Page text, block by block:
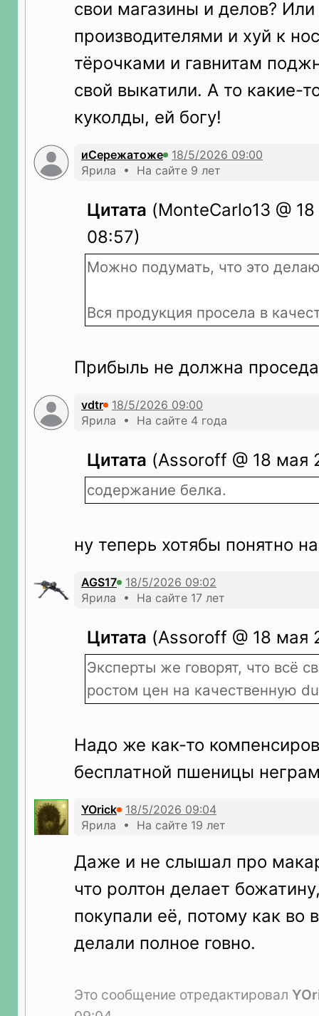
свои магазины и делов?
производителями и хуй к
тёрочками и гавнитам
свой выкатили. А то какие-
куколды, ей богу!
иСережатоже
Ярила • На сайте 9 лет
Цитата (MonteCarlo13 @
08:57)
Можно подумать, что это
Вся продукция просела в
Прибыль не должна
vdtr
Ярила • На сайте 4 года
Цитата (Assoroff @ 18 мая
содержание белка.
ну теперь хотябы понятно
AGS17
Ярила • На сайте 17 лет
Цитата (Assoroff @ 18 мая
Эксперты же говорят, что всё
ростом цен на качественную
Надо же как-то
бесплатной пшеницы
YOrick
Ярила • На сайте 19 лет
Даже и не слышал про
что ролтон делает
покупали её, потому как во
делали полное говно.
Это сообщение отредактировал